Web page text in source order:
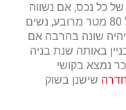
של כל נכס, אם נשווה
לרגע דירת שלושה חדרים בגדול של 80 מטר מרובע, נשים
שונה בהרבה אם
באותה שנת בניה
נמצא בקושי
שישנן בשוק